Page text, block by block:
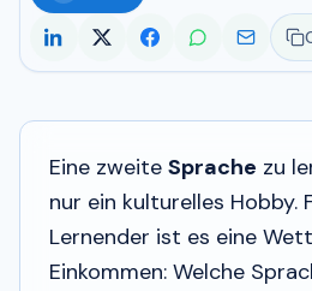
Eine zweite Sprache zu
nur ein kulturelles Hobby.
Lernender ist es eine
Einkommen: Welche